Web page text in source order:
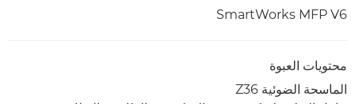
SmartWorks MFP V6
محتويات العبوة
الماسحة الضوئية Z36